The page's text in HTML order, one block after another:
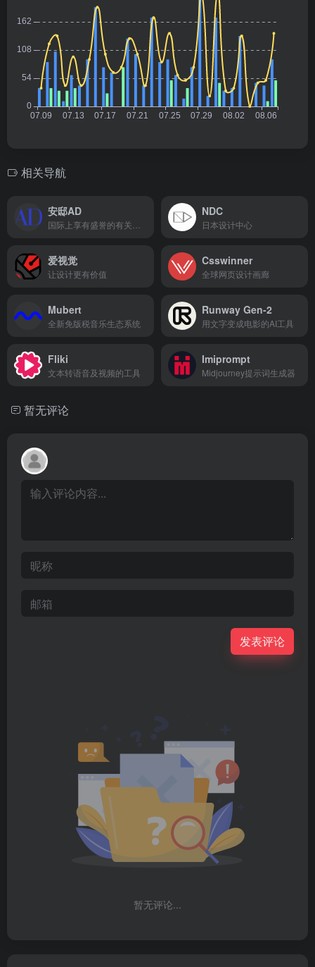
相关导航
安邸AD NDC
日本设计中心
爱视觉
让设计更有价值
Csswinner
全球网页设计画廊
Mubert
全新免版税音乐生态系统
Runway Gen-2
用文字变成电影的AI工具
Fliki
文本转语音及视频的工具
Imiprompt
Midjourney提示词生成器
暂无评论
发表评论
暂无评论...